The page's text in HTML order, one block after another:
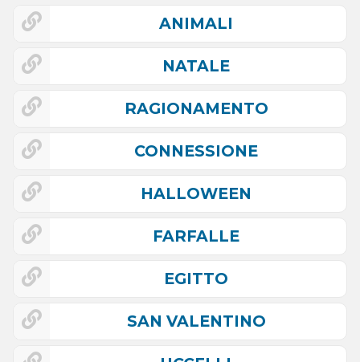
ANIMALI
NATALE
RAGIONAMENTO
CONNESSIONE
HALLOWEEN
FARFALLE
EGITTO
SAN VALENTINO